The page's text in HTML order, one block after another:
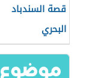
قصة السندباد
البحري